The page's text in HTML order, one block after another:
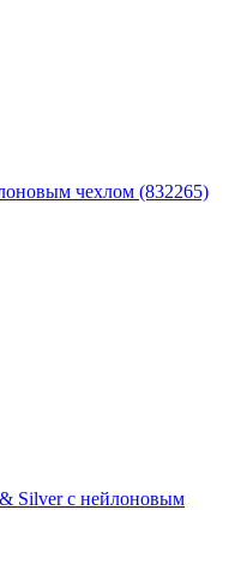
чехлом (832265)
Silver с нейлоновым